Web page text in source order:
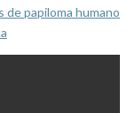
papiloma humano